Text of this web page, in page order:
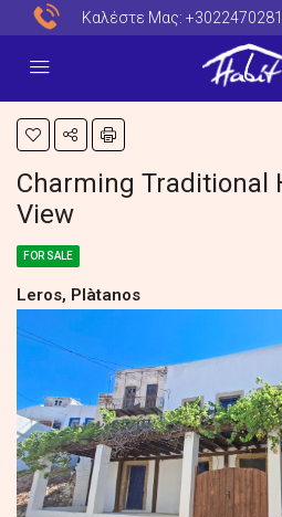
Καλέστε Μας:
Charming Traditional
View
FOR SALE
Leros, Plàtanos